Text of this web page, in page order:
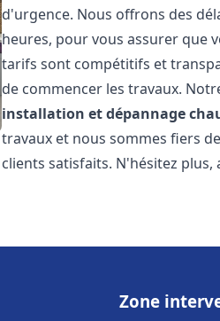
d'urgence. Nous offrons des
heures, pour vous assurer que
tarifs sont compétitifs et
de commencer les travaux.
installation et dépannage
travaux et nous sommes fiers
clients satisfaits. N'hésitez plus,
Zone